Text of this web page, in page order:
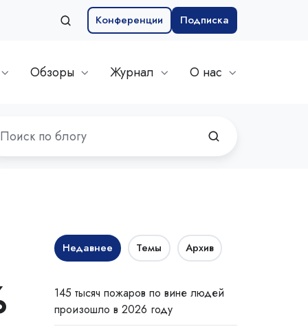
Конференции Подписка
Обзоры Журнал О нас
Недавнее Темы Архив
145 тысяч пожаров по вине людей
произошло в 2026 году